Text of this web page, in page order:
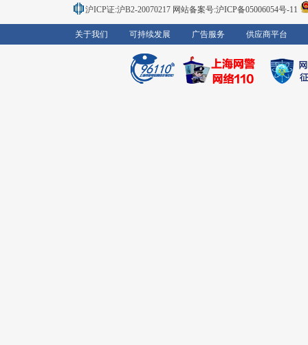
沪ICP证:沪B2-20070217 网站备案号:沪ICP备05006054号-11
关于我们 可持续发展 广告服务 供应商平台